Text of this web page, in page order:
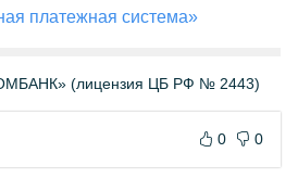
платежная система»
(лицензия ЦБ РФ № 2443)
0 0